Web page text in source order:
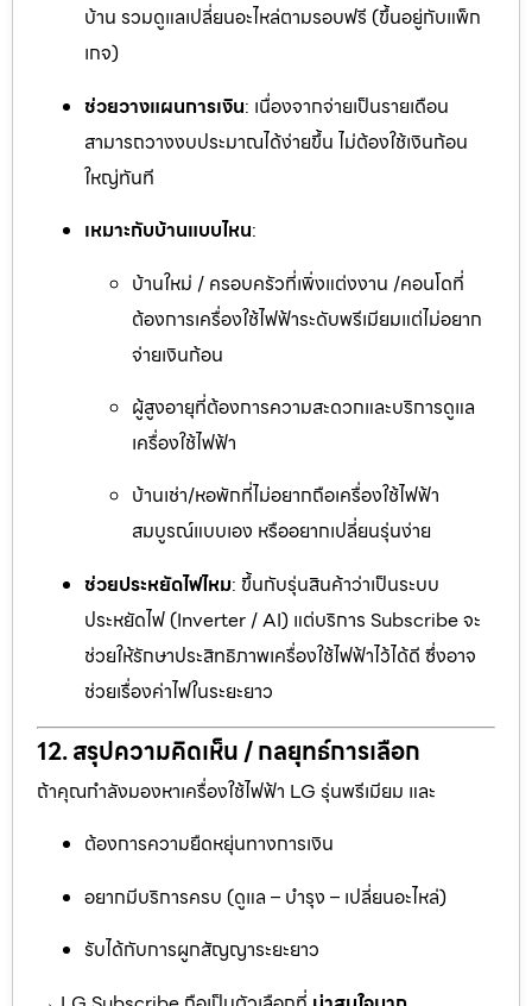
บ้าน รวมดูแลเปลี่ยนอะไหล่ตามรอบฟรี (ขึ้นอยู่กับแพ็ก
เกจ)
ช่วยวางแผนการเงิน: เนื่องจากจ่ายเป็นรายเดือน
สามารถวางงบประมาณได้ง่ายขึ้น ไม่ต้องใช้เงินก้อน
ใหญ่ทันที
เหมาะกับบ้านแบบไหน:
บ้านใหม่ / ครอบครัวที่เพิ่งแต่งงาน /คอนโดที่
ต้องการเครื่องใช้ไฟฟ้าระดับพรีเมียมแต่ไม่อยาก
จ่ายเงินก้อน
ผู้สูงอายุที่ต้องการความสะดวกและบริการดูแล
เครื่องใช้ไฟฟ้า
บ้านเช่า/หอพักที่ไม่อยากถือเครื่องใช้ไฟฟ้า
สมบูรณ์แบบเอง หรืออยากเปลี่ยนรุ่นง่าย
ช่วยประหยัดไฟไหม: ขึ้นกับรุ่นสินค้าว่าเป็นระบบ
ประหยัดไฟ (Inverter / AI) แต่บริการ Subscribe จะ
ช่วยให้รักษาประสิทธิภาพเครื่องใช้ไฟฟ้าไว้ได้ดี ซึ่งอาจ
ช่วยเรื่องค่าไฟในระยะยาว
12. สรุปความคิดเห็น / กลยุทธ์การเลือก
ถ้าคุณกำลังมองหาเครื่องใช้ไฟฟ้า LG รุ่นพรีเมียม และ
ต้องการความยืดหยุ่นทางการเงิน
อยากมีบริการครบ (ดูแล – บำรุง – เปลี่ยนอะไหล่)
รับได้กับการผูกสัญญาระยะยาว